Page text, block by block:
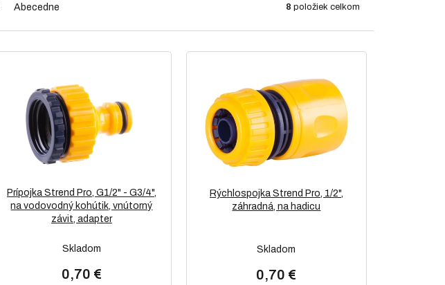
Abecedne 8 položiek celkom
Prípojka Strend Pro, G1/2" - G3/4",
na vodovodný kohútik, vnútorný
závit, adapter
Skladom
0,70 €
Rýchlospojka Strend Pro, 1/2",
záhradná, na hadicu
Skladom
0,70 €